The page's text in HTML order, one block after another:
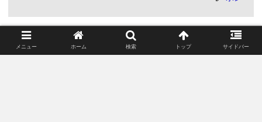
関連記事
メニュー ホーム 検索 トップ サイドバー